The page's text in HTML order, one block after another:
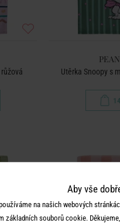
Utěrka Snoopy s
Aby vše
na našich webových
základních souborů cookie.